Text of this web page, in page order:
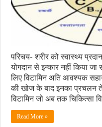
परिचय- शरीर को स्वास्थ्य
योगदान से इन्कार नहीं किया
लिए विटामिन अति आवश्यक
की खोज के बाद इनका प्रचलन
विटामिन जो अब तक चिकित्सा
Read More »